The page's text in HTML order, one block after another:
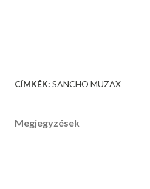
CÍMKÉK: SANCHO MUZAX
Megjegyzések